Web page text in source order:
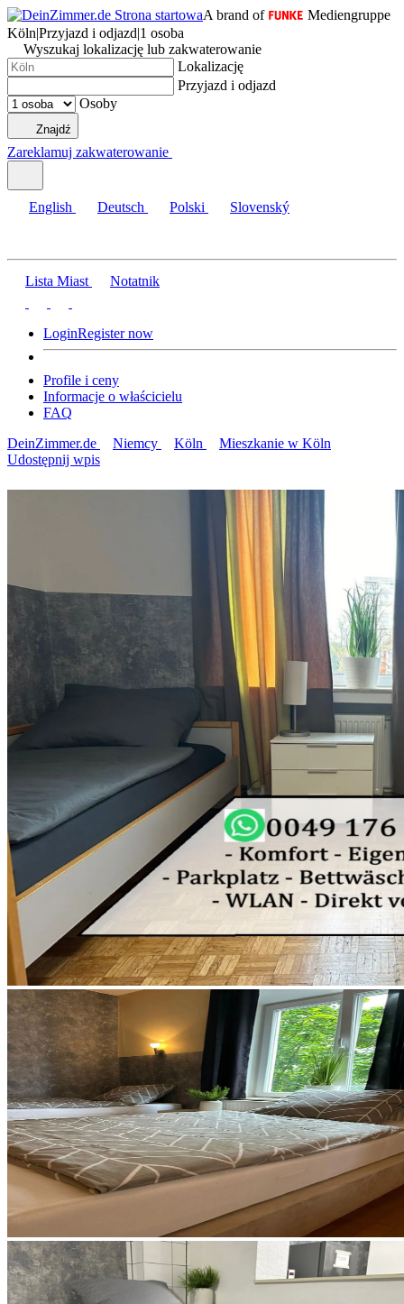
A brand of
Mediengruppe
Köln|Przyjazd i odjazd|1 osoba
Wyszukaj lokalizację lub zakwaterowanie
Lokalizację
Przyjazd i odjazd
Osoby
Znajdź
Zareklamuj zakwaterowanie
English Deutsch Polski Slovenský
Lista Miast Notatnik
LoginRegister now
Profile i ceny
Informacje o właścicielu
FAQ
DeinZimmer.de
Niemcy Köln
Mieszkanie w Köln
Udostępnij wpis